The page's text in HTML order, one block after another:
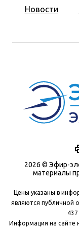
Новости
2026 © Эфир-
материалы
Цены указаны в
являются публичной
Информация на сайте